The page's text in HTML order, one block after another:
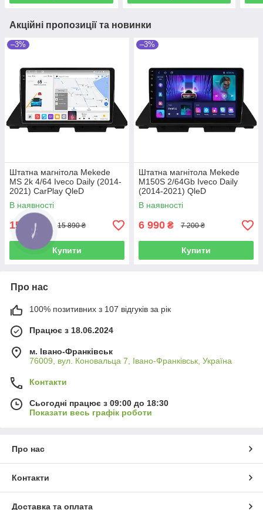
Акційні пропозиції та новинки
–3%
Штатна магнітола Mekede
MS 2k 4/64 Iveco Daily (2014-
2021) CarPlay QleD
В наявності
15 390 ₴ 15 890 ₴
Купити
–3%
Штатна магнітола Mekede
M150S 2/64Gb Iveco Daily
(2014-2021) QleD
В наявності
6 990 ₴ 7 200 ₴
Купити
Про нас
100% позитивних з 107 відгуків за рік
Працює з 18.06.2024
м. Івано-Франківськ
76009, вул. Коновальца 7, Івано-Франківськ, Україна
Контакти
Сьогодні працює з 09:00 до 18:30
Показати весь графік роботи
Про нас
Контакти
Доставка та оплата